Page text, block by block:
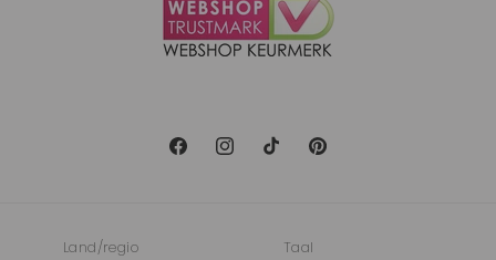
FacebookInstagram
TikTok Pinterest
Land/regio Taal